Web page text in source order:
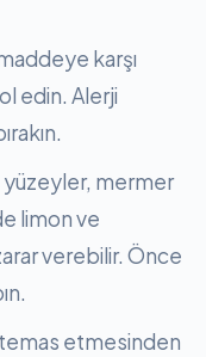
karşı
edin. Alerji
yüzeyler, mermer
limon ve
verebilir. Önce
temas etmesinden